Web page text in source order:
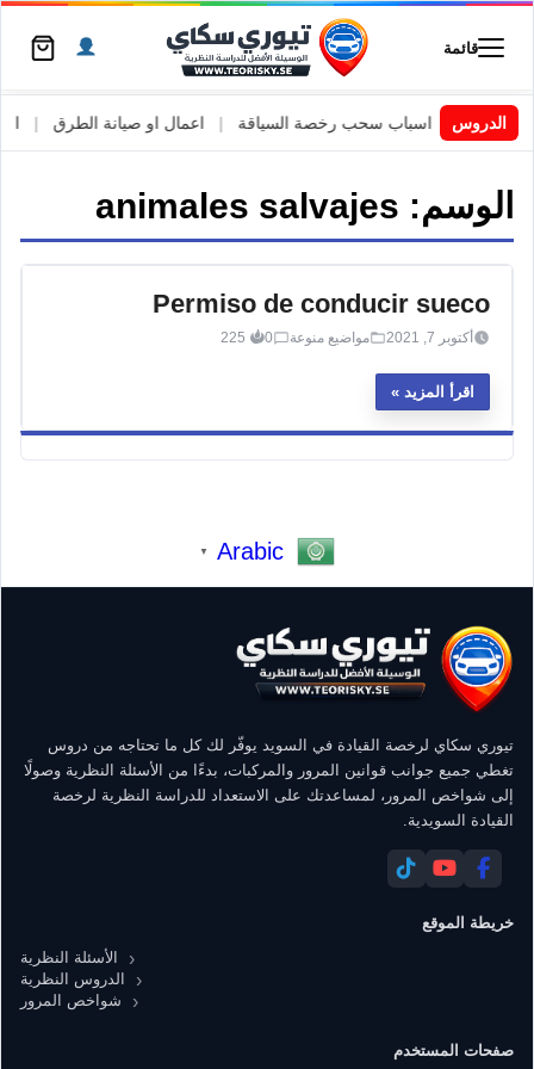
قائمة
الدروسالسويد | اسباب سحب رخصة السياقة اعمال او صيانة الطرق
الوسم: animales salvajes
Permiso de conducir sueco
أكتوبر 7, 2021 مواضيع منوعة 0
225
اقرأ المزيد
Arabic
▼
تيوري سكاي لرخصة القيادة في السويد يوفّر لك كل ما تحتاجه من دروس
تغطي جميع جوانب قوانين المرور والمركبات، بدءًا من الأسئلة النظرية وصولًا
إلى شواخص المرور، لمساعدتك على الاستعداد للدراسة النظرية لرخصة
القيادة السويدية.
خريطة الموقع
الأسئلة النظرية
الدروس النظرية
شواخص المرور
صفحات المستخدم